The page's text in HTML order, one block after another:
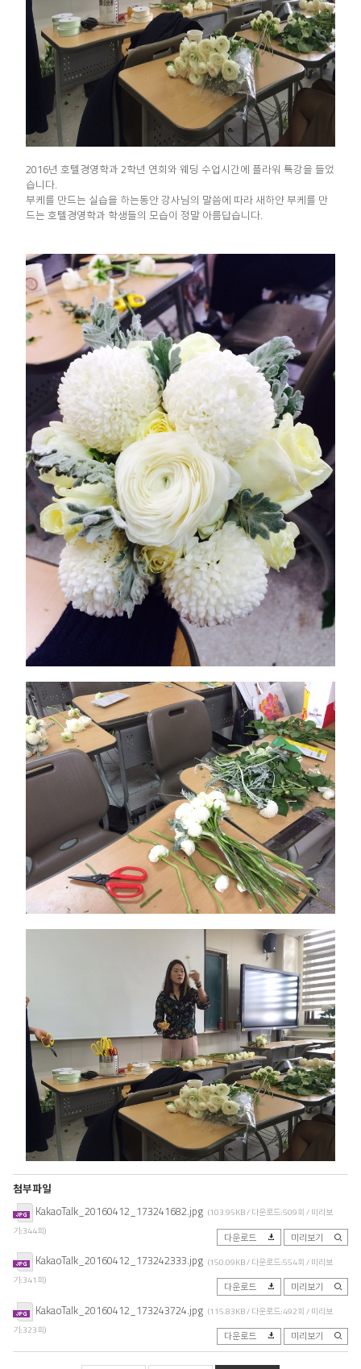
2016년 호텔경영학과 2학년 연회와 웨딩 수업시간에 플라워 특강을 들었
습니다.
부케를 만드는 실습을 하는동안 강사님의 말씀에 따라 새하얀 부케를 만
드는 호텔경영학과 학생들의 모습이 정말 아름답습니다.
첨부파일
KakaoTalk_20160412_173241682.jpg (103.95KB / 다운로드:509회 / 미리보
기:344회)
다운로드 미리보기
KakaoTalk_20160412_173242333.jpg (150.09KB / 다운로드:554회 / 미리보
기:341회)
다운로드 미리보기
KakaoTalk_20160412_173243724.jpg (115.83KB / 다운로드:492회 / 미리보
기:323회)
다운로드 미리보기